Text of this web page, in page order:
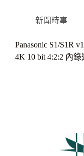
新聞時事
Panasonic S1/S1R
4K 10 bit 4:2:2 內錄